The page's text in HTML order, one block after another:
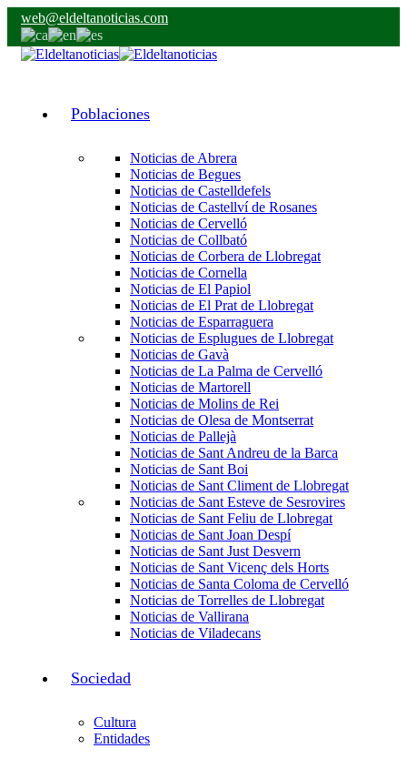
web@eldeltanoticias.com
Poblaciones
Noticias de Abrera
Noticias de Begues
Noticias de Castelldefels
Noticias de Castellví de Rosanes
Noticias de Cervelló
Noticias de Collbató
Noticias de Corbera de Llobregat
Noticias de Cornella
Noticias de El Papiol
Noticias de El Prat de Llobregat
Noticias de Esparraguera
Noticias de Esplugues de Llobregat
Noticias de Gavà
Noticias de La Palma de Cervelló
Noticias de Martorell
Noticias de Molins de Rei
Noticias de Olesa de Montserrat
Noticias de Pallejà
Noticias de Sant Andreu de la Barca
Noticias de Sant Boi
Noticias de Sant Climent de Llobregat
Noticias de Sant Esteve de Sesrovires
Noticias de Sant Feliu de Llobregat
Noticias de Sant Joan Despí
Noticias de Sant Just Desvern
Noticias de Sant Vicenç dels Horts
Noticias de Santa Coloma de Cervelló
Noticias de Torrelles de Llobregat
Noticias de Vallirana
Noticias de Viladecans
Sociedad
Cultura
Entidades